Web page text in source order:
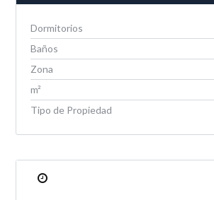
Dormitorios
Baños
Zona
m²
Tipo de Propiedad